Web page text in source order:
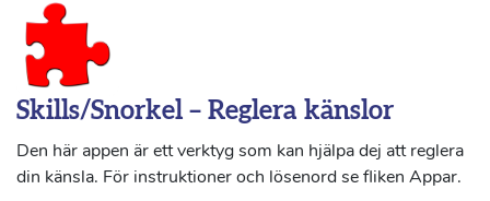
Skills/Snorkel – Reglera känslor
Den här appen är ett verktyg som kan hjälpa dej att reglera
din känsla. För instruktioner och lösenord se fliken Appar.